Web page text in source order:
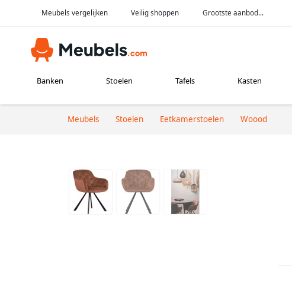
Meubels vergelijken Veilig shoppen Grootste aanbod...
Banken Stoelen Tafels Kasten
Meubels Stoelen Eetkamerstoelen Woood